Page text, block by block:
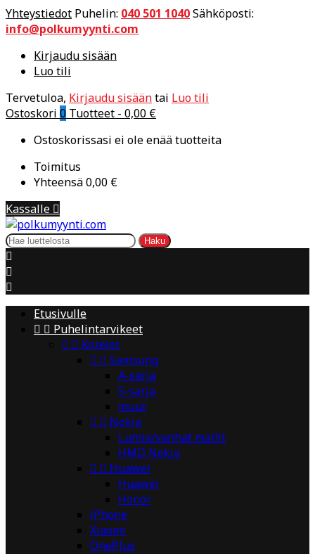
Yhteystiedot Puhelin: 040 501 1040Sähköposti:
info@polkumyynti.com
Kirjaudu sisään
Luo tili
Tervetuloa, Kirjaudu sisääntai Luo tili
Ostoskori 0 Tuotteet - 0,00 €
Ostoskorissasi ei ole enää tuotteita
Toimitus
Yhteensä0,00 €
Kassalle 
Haku



Etusivulle
  Puhelintarvikeet
  Kotelot
  Samsung
A-sarja
S-sarja
muut
  Nokia
Lumia/vanhat mallit
HMD Nokia
  Huawei
Huawei
Honor
iPhone
Xiaomi
OnePlus